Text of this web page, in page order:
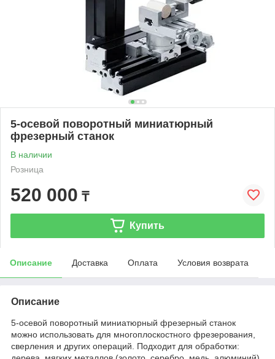
5-осевой поворотный миниатюрный
фрезерный станок
В наличии
Розница
520 000 ₸
Купить
Описание Доставка Оплата Условия возврата
Описание
5-осевой поворотный миниатюрный фрезерный станок
можно использовать для многоплоскостного фрезерования,
сверления и других операций. Подходит для обработки: